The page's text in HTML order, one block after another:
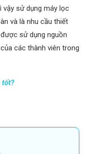
vậy sử dụng máy lọc
và là nhu cầu thiết
sử dụng nguồn
các thành viên trong
tốt?